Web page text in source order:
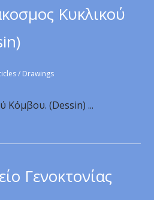
Κυκλικού
/ Drawings
Κόμβου. (Dessin) ...
Γενοκτονίας